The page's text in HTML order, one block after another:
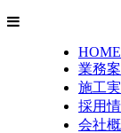
HOME
業務
施工
採用
会社